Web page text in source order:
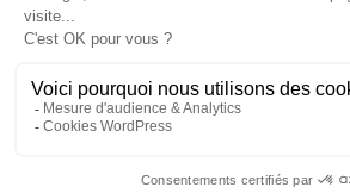
Cours / Encadrements
Groupes / Anniversaires
Accès & contact